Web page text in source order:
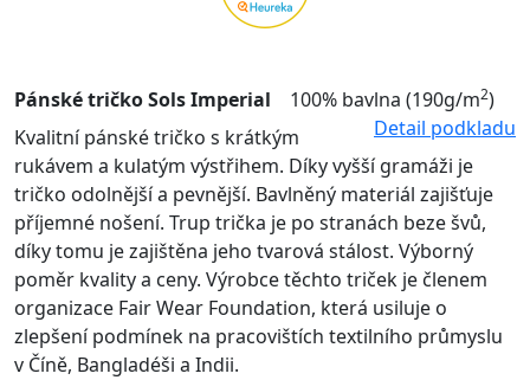
Pánské tričko Sols Imperial 100% bavlna (190g/m2)
Detail podkladu
Kvalitní pánské tričko s krátkým
rukávem a kulatým výstřihem. Díky vyšší gramáži je
tričko odolnější a pevnější. Bavlněný materiál zajišťuje
příjemné nošení. Trup trička je po stranách beze švů,
díky tomu je zajištěna jeho tvarová stálost. Výborný
poměr kvality a ceny. Výrobce těchto triček je členem
organizace Fair Wear Foundation, která usiluje o
zlepšení podmínek na pracovištích textilního průmyslu
v Číně, Bangladéši a Indii.